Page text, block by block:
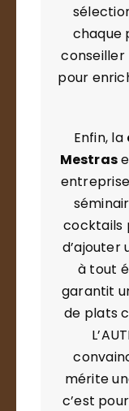
chaque
conseiller
pour
Enfin, la
Mestras
cocktails
d’ajouter
à tout
garantit
de plats
mérite
c’est